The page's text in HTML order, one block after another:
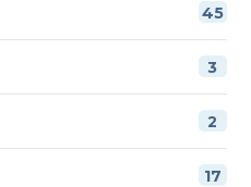
45
3
2
17